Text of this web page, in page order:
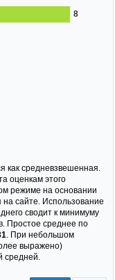
как средневзвешенная.
оценкам этого
режиме на основании
на сайте. Использование
сводит к минимуму
Простое среднее по
. При небольшом
выражено)
средней.